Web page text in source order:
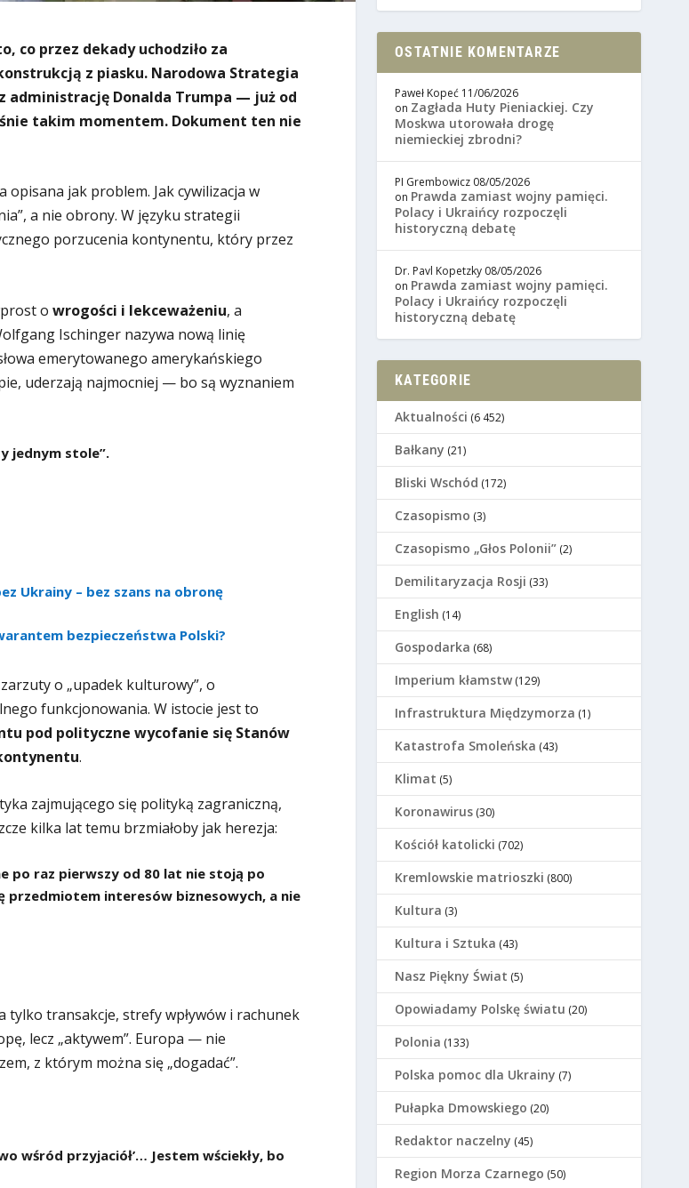
co przez dekady uchodziło za
z piasku. Narodowa Strategia
administrację Donalda Trumpa — już od
takim momentem. Dokument ten nie
opisana jak problem. Jak cywilizacja w
a nie obrony. W języku strategii
porzucenia kontynentu, który przez
o wrogości i lekceważeniu, a
Ischinger nazywa nową linię
emerytowanego amerykańskiego
uderzają najmocniej — bo są wyznaniem
jednym stole”.
Ukrainy – bez szans na obronę
bezpieczeństwa Polski?
o „upadek kulturowy”, o
funkcjonowania. W istocie jest to
pod polityczne wycofanie się Stanów
.
zajmującego się polityką zagraniczną,
kilka lat temu brzmiałoby jak herezja:
po raz pierwszy od 80 lat nie stoją po
przedmiotem interesów biznesowych, a nie
transakcje, strefy wpływów i rachunek
lecz „aktywem”. Europa — nie
z którym można się „dogadać”.
wśród przyjaciół’… Jestem wściekły, bo
OSTATNIE KOMENTARZE
Paweł Kopeć 11/06/2026
on Zagłada Huty Pieniackiej. Czy
Moskwa utorowała drogę
niemieckiej zbrodni?
PI Grembowicz 08/05/2026
on Prawda zamiast wojny pamięci.
Polacy i Ukraińcy rozpoczęli
historyczną debatę
Dr. Pavl Kopetzky 08/05/2026
on Prawda zamiast wojny pamięci.
Polacy i Ukraińcy rozpoczęli
historyczną debatę
KATEGORIE
Aktualności (6 452)
Bałkany (21)
Bliski Wschód (172)
Czasopismo (3)
Czasopismo „Głos Polonii” (2)
Demilitaryzacja Rosji (33)
English (14)
Gospodarka (68)
Imperium kłamstw (129)
Infrastruktura Międzymorza (1)
Katastrofa Smoleńska (43)
Klimat (5)
Koronawirus (30)
Kościół katolicki (702)
Kremlowskie matrioszki (800)
Kultura (3)
Kultura i Sztuka (43)
Nasz Piękny Świat (5)
Opowiadamy Polskę światu (20)
Polonia (133)
Polska pomoc dla Ukrainy (7)
Pułapka Dmowskiego (20)
Redaktor naczelny (45)
Region Morza Czarnego (50)